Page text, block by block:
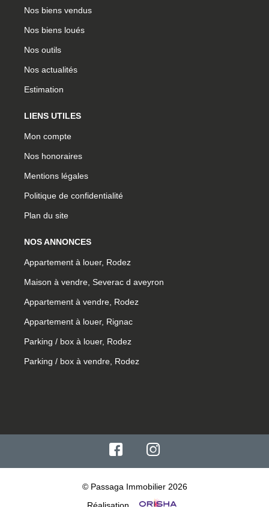
Nos biens vendus
Nos biens loués
Nos outils
Nos actualités
Estimation
LIENS UTILES
Mon compte
Nos honoraires
Mentions légales
Politique de confidentialité
Plan du site
NOS ANNONCES
Appartement à louer, Rodez
Maison à vendre, Severac d aveyron
Appartement à vendre, Rodez
Appartement à louer, Rignac
Parking / box à louer, Rodez
Parking / box à vendre, Rodez
© Passaga Immobilier 2026
Réalisation